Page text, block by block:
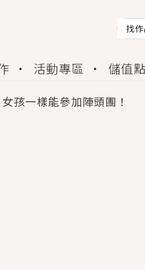
找作
活動專區 儲值
孩一樣能參加陣頭團！
源、專屬服務與獨享福利
》追妻火葬場！前夫失
、互相愛慕的兩位少女，
法抗拒的吸引力，已中毒
現實中買下的竟是屬於他
改變的永恆， 他的一生將